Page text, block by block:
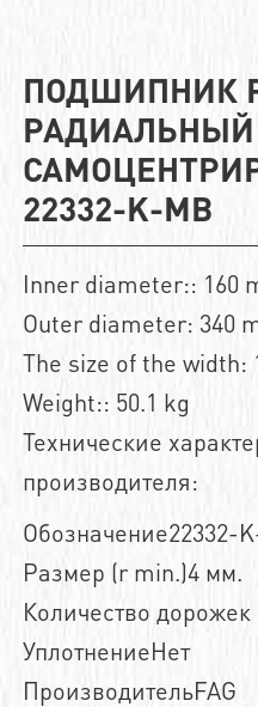
ПОДШИПНИК
РАДИАЛЬНЫЙ
22332-K-MB
Inner diameter:: 160
Outer diameter: 340
The size of the width:
Weight:: 50.1 kg
Технические
производителя:
Обозначение22332-
Размер (r min.)4 мм.
Количество дорожек
УплотнениеНет
ПроизводительFAG